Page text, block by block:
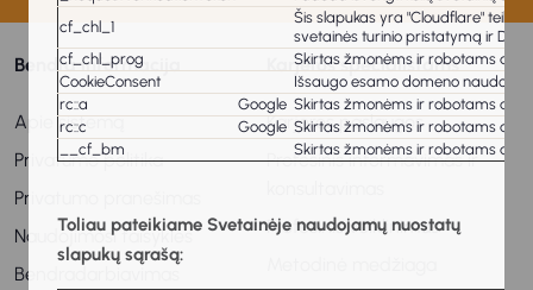
cf_chl_1
Šis slapukas yra "Cloudflare"
svetainės turinio pristatymą ir
cf_chl_prog
Skirtas žmonėms ir robotams
CookieConsent
Išsaugo esamo domeno
rc::a
Google Skirtas žmonėms ir robotams
rc::c
Google Skirtas žmonėms ir robotams
__cf_bm
Skirtas žmonėms ir robotams
Toliau pateikiame Svetainėje naudojamų nuostatų
slapukų sąrašą:
Bendra informacija
Apie sistemą
Privatumo politika
Privatumo pranešimas
Naudojimosi taisyklės
Bendradarbiavimas
Karjeros specialistams
Karjeros paslaugos
Profesinis informavimas ir
Profesinis veiklinimas